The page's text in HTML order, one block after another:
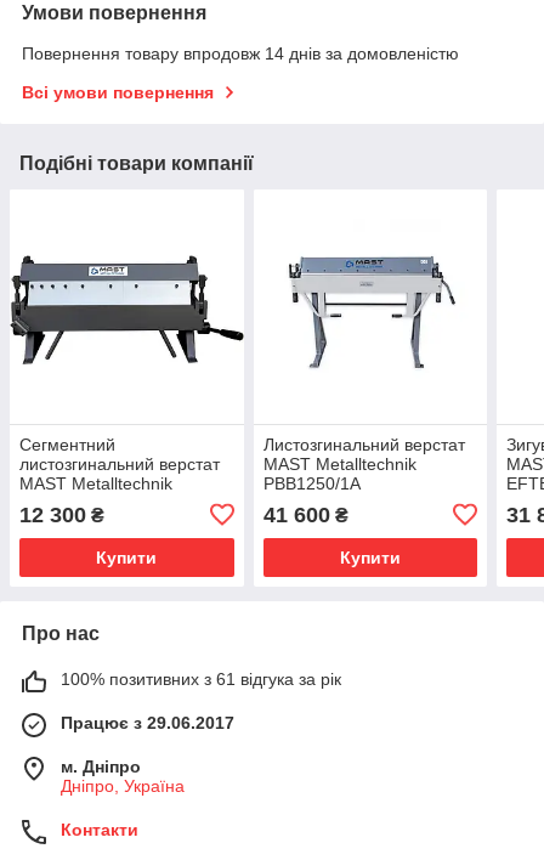
Умови повернення
Повернення товару впродовж 14 днів за домовленістю
Всі умови повернення
Подібні товари компанії
Сегментний
листозгинальний верстат
MAST Metalltechnik
12 300 ₴
Купити
Листозгинальний верстат
MAST Metalltechnik
PBB1250/1A
41 600₴
Купити
31
Про нас
100% позитивних з 61 відгука за рік
Працює з 29.06.2017
м. Дніпро
Дніпро, Україна
Контакти